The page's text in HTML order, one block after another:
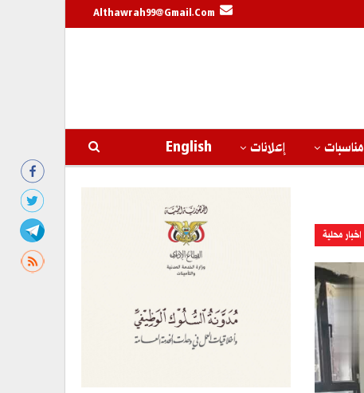
Althawrah99@gmail.com
مناسبات إعلانات English
اخبار محلية